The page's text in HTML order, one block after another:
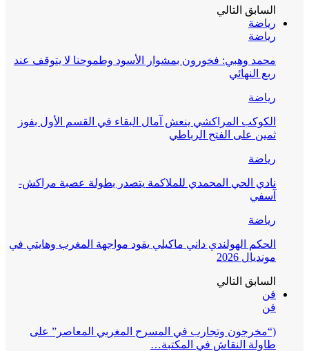
السابق التالي
رياضة
رياضة
محمد وهبي: فخورون بمشوار الأسود وطموحنا لا يتوقف عند
ربع النهائي
رياضة
الكوكب المراكشي ينعش آمال البقاء في القسم الأول بفوز
ثمين على الفتح الرباطي
رياضة
نادي الحي المحمدي للملاكمة يتصدر بطولة عصبة مراكش-
آسفي
رياضة
الحكم الهولندي داني ماكيلي يقود مواجهة المغرب وهايتي في
مونديال 2026
السابق التالي
فن
فن
(“مخرجون وتجارب في المسرح المغربي المعاصر” على
طاولة النقاش في المكتبة…